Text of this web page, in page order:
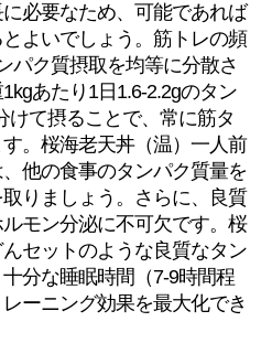
必要なため、可能であれば
よいでしょう。筋トレの頻
パク質摂取を均等に分散さ
あたり1日1.6-2.2gのタン
けて摂ることで、常に筋タ
。桜海老天丼（温）一人前
他の食事のタンパク質量を
りましょう。さらに、良質
モン分泌に不可欠です。桜
セットのような良質なタン
分な睡眠時間（7-9時間程
ーニング効果を最大化でき